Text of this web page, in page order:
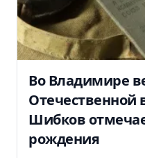
Во Владимире
Отечественной
Шибков
рождения